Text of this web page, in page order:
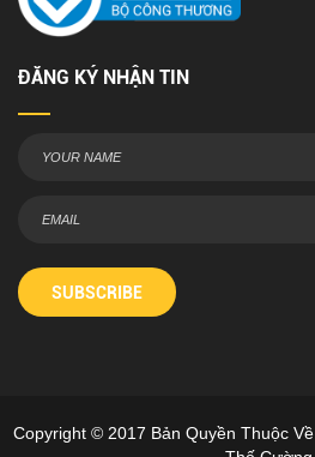
ĐĂNG KÝ NHẬN TIN
SUBSCRIBE
Copyright © 2017 Bản Quyền Thuộc Về